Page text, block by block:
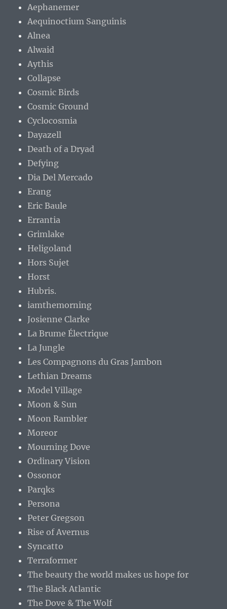
Aephanemer
Aequinoctium Sanguinis
Alnea
Alwaid
Aythis
Collapse
Cosmic Birds
Cosmic Ground
Cyclocosmia
Dayazell
Death of a Dryad
Defying
Dia Del Mercado
Erang
Eric Baule
Errantia
Grimlake
Heligoland
Hors Sujet
Horst
Hubris.
iamthemorning
Josienne Clarke
La Brume Électrique
La Jungle
Les Compagnons du Gras Jambon
Lethian Dreams
Model Village
Moon & Sun
Moon Rambler
Moreor
Mourning Dove
Ordinary Vision
Ossonor
Parqks
Persona
Peter Gregson
Rise of Avernus
Syncatto
Terraformer
The beauty the world makes us hope for
The Black Atlantic
The Dove & The Wolf